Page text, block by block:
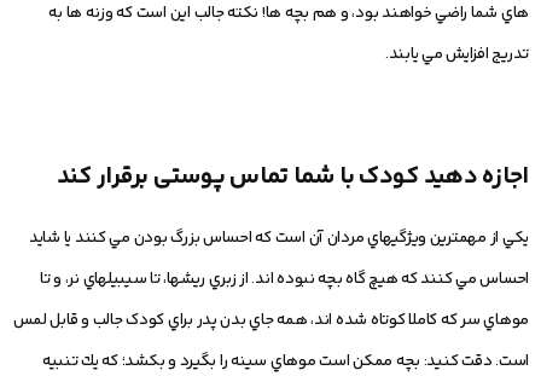
هاي شما راضي خواهند بود، و هم بچه ها! نكته جالب اين است که وزنه ها به
تدريج افزايش مي يابند.
اجازه دهيد كودک با شما تماس پوستی برقرار کند
يكي از مهمترين ويژگيهاي مردان آن است كه احساس بزرگ بودن مي كنند يا شايد
احساس مي كنند كه هيچ گاه بچه نبوده اند. از زبري ريشها، تا سيبيلهاي نر، و تا
موهاي سر كه كاملا كوتاه شده اند، همه جاي بدن پدر براي كودک جالب و قابل لمس
است. دقت كنيد: بچه ممكن است موهاي سينه را بگيرد و بكشد؛ كه يك تنبيه